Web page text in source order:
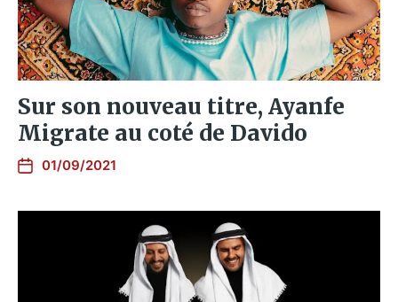
Sur son nouveau titre, Ayanfe
Migrate au coté de Davido
01/09/2021